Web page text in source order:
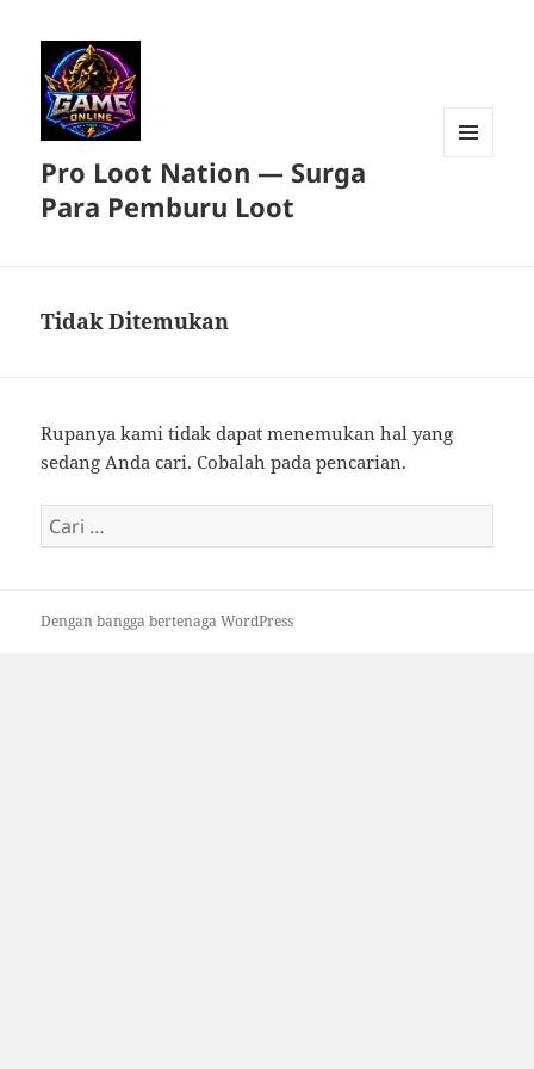
Pro Loot Nation — Surga
Para Pemburu Loot
Tidak Ditemukan
Rupanya kami tidak dapat menemukan hal yang
sedang Anda cari. Cobalah pada pencarian.
Cari
untuk:
Dengan bangga bertenaga WordPress